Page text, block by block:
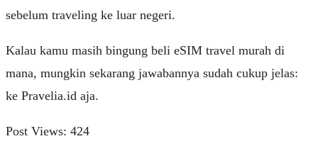
sebelum traveling ke luar negeri.
Kalau kamu masih bingung beli eSIM travel murah di
mana, mungkin sekarang jawabannya sudah cukup jelas:
ke Pravelia.id aja.
Post Views: 424